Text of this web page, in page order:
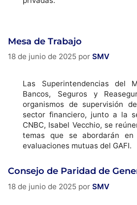
Mesa de Trabajo
18 de junio de 2025 por SMV
Las Superintendencias del
Bancos, Seguros y
organismos de supervisión
sector financiero, junto a la
CNBC, Isabel Vecchio, se
temas que se abordarán
evaluaciones mutuas del GAFI.
Consejo de Paridad de
18 de junio de 2025 por SMV